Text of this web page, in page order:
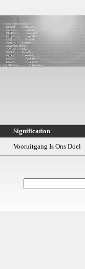
Signification
Vooruitgang Is Ons Doel